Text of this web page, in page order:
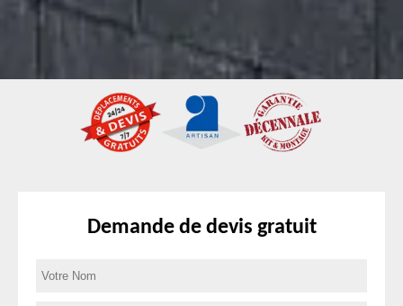
Demande de devis gratuit